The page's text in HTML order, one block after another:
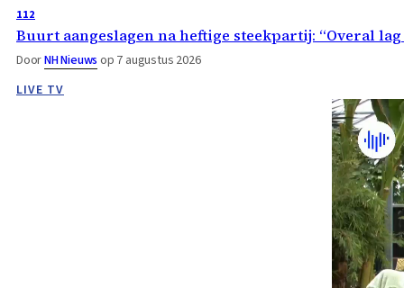
112
Buurt aangeslagen na heftige steekpartij: “Overal
DoorNH Nieuws op 7 augustus 2026
LIVE TV